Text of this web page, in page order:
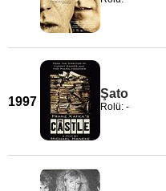
1997
Şato
Rolü: -